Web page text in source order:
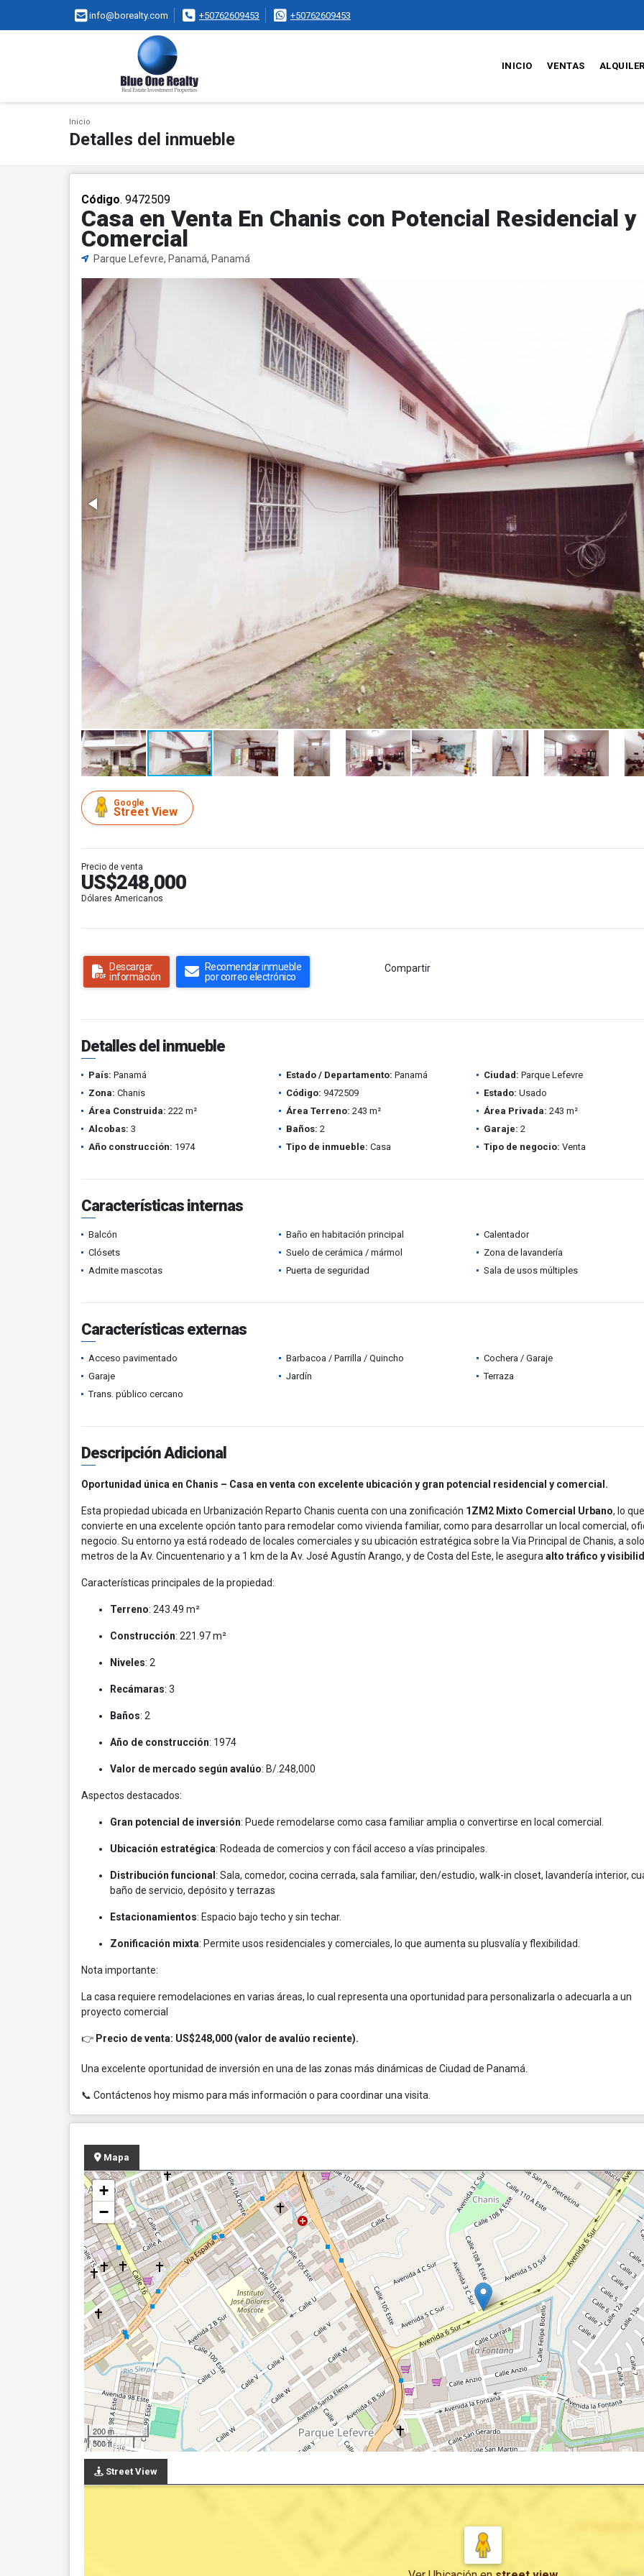
info@borealty.com +50762609453 +50762609453
INICIO VENTAS
Inicio
Detalles del inmueble
Código. 9472509
Casa en Venta En Chanis con Potencial Residencial y
Comercial
Parque Lefevre, Panamá, Panamá
Google
Street View
Precio de venta
US$248,000
Dólares Americanos
Descargar
información
Recomendar inmueble
por correo electrónico
Compartir
Detalles del inmueble
País: Panamá Estado / Departamento: Panamá Ciudad: Parque Lefevre
Zona: Chanis Código: 9472509 Estado: Usado
Área Construida: 222 m² Área Terreno: 243 m² Área Privada: 243 m²
Alcobas: 3 Baños: 2 Garaje: 2
Año construcción: 1974 Tipo de inmueble: Casa Tipo de negocio: Venta
Características internas
Balcón Baño en habitación principal
Calentador
Clósets
Suelo de cerámica / mármol
Zona de lavandería
Admite mascotas
Puerta de seguridad Sala de usos múltiples
Características externas
Acceso pavimentado Barbacoa / Parrilla / Quincho
Cochera / Garaje
Garaje
Jardín
Terraza
Trans. público cercano
Descripción Adicional
Oportunidad única en Chanis – Casa en venta con excelente ubicación y gran potencial residencial y comercial.
Esta propiedad ubicada en Urbanización Reparto Chanis cuenta con una zonificación 1ZM2 Mixto Comercial Urbano, lo
convierte en una excelente opción tanto para remodelar como vivienda familiar, como para desarrollar un local comercial,
negocio. Su entorno ya está rodeado de locales comerciales y su ubicación estratégica sobre la Via Principal de Chanis, a
metros de la Av. Cincuentenario y a 1 km de la Av. José Agustín Arango, y de Costa del Este, le asegura alto tráfico y
Características principales de la propiedad:
Terreno: 243.49 m²
Construcción: 221.97 m²
Niveles: 2
Recámaras: 3
Baños: 2
Año de construcción: 1974
Valor de mercado según avalúo: B/.248,000
Aspectos destacados:
Gran potencial de inversión: Puede remodelarse como casa familiar amplia o convertirse en local comercial.
Ubicación estratégica: Rodeada de comercios y con fácil acceso a vías principales.
Distribución funcional : Sala, comedor, cocina cerrada, sala familiar, den/estudio, walk-in closet, lavandería interior,
baño de servicio, depósito y terrazas
Estacionamientos: Espacio bajo techo y sin techar.
Zonificación mixta: Permite usos residenciales y comerciales, lo que aumenta su plusvalía y flexibilidad.
Nota importante:
La casa requiere remodelaciones en varias áreas, lo cual representa una oportunidad para personalizarla o adecuarla a un
proyecto comercial
👉 Precio de venta: US$248,000 (valor de avalúo reciente).
Una excelente oportunidad de inversión en una de las zonas más dinámicas de Ciudad de Panamá.
📞 Contáctenos hoy mismo para más información o para coordinar una visita.
Mapa
+
−
200 m
500 ft
Street View